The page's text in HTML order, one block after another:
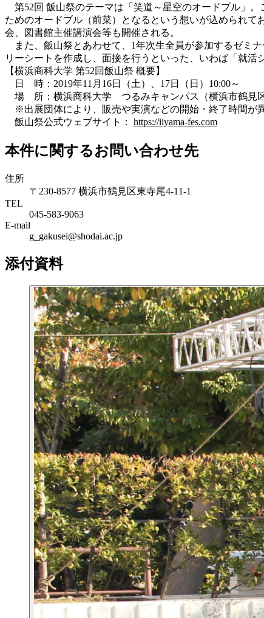
第52回 飯山祭のテーマは「笑道～星空のオードブル」
ためのオードブル（前菜）となるという想いが込められ
会、図書館主催講演会等も開催される。
また、飯山祭とあわせて、1年次生全員が参加するゼミ
リーシートを作成し、面接を行うといった、いわば「就活
【横浜商科大学 第52回飯山祭 概要】
日 時：2019年11月16日（土）、17日（日）10:00～
場 所：横浜商科大学 つるみキャンパス（横浜市鶴見区
※出展団体により、販売や実演などの開始・終了時間が
飯山祭公式ウェブサイト： https://iiyama-fes.com
本件に関するお問い合わせ先
住所
〒230-8577 横浜市鶴見区東寺尾4-11-1
TEL
045-583-9063
E-mail
g_gakusei@shodai.ac.jp
添付資料